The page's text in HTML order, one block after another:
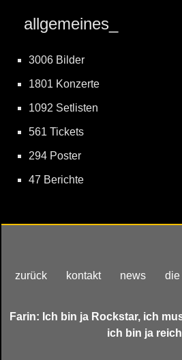
allgemeines_
3006 Bilder
1801 Konzerte
1092 Setlisten
561 Tickets
294 Poster
47 Berichte
zurück kontakt news die
Farin: Ich bin ja Rockstar, ich
ich bin ja